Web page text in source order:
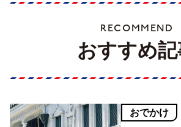
RECOMMEND
おすすめ
おでかけ